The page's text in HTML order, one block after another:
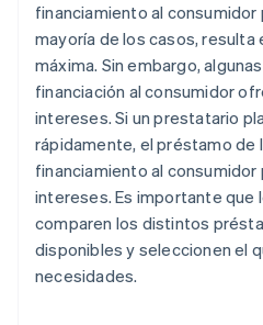
financiamiento al consumidor
mayoría de los casos, resulta
máxima. Sin embargo,
financiación al consumidor
intereses. Si un prestatario
rápidamente, el préstamo de
financiamiento al consumidor
intereses. Es importante que
comparen los distintos
disponibles y seleccionen el
necesidades.